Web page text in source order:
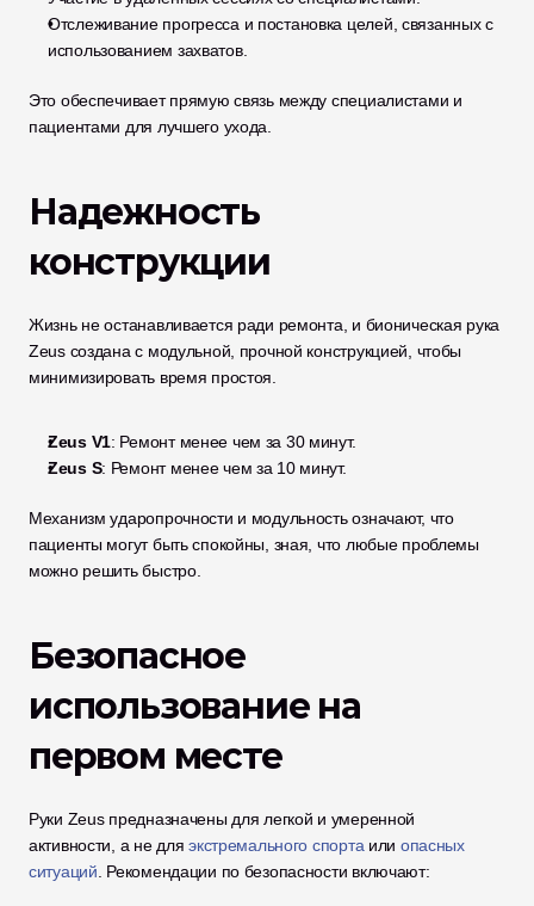
Отслеживание прогресса и постановка целей, связанных с
использованием захватов.
Это обеспечивает прямую связь между специалистами и
пациентами для лучшего ухода.
Надежность
конструкции
Жизнь не останавливается ради ремонта, и бионическая рука
Zeus создана с модульной, прочной конструкцией, чтобы
минимизировать время простоя.
Zeus V1: Ремонт менее чем за 30 минут.
Zeus S: Ремонт менее чем за 10 минут.
Механизм ударопрочности и модульность означают, что
пациенты могут быть спокойны, зная, что любые проблемы
можно решить быстро.
Безопасное
использование на
первом месте
Руки Zeus предназначены для легкой и умеренной
активности, а не для экстремального спорта или опасных
ситуаций . Рекомендации по безопасности включают: